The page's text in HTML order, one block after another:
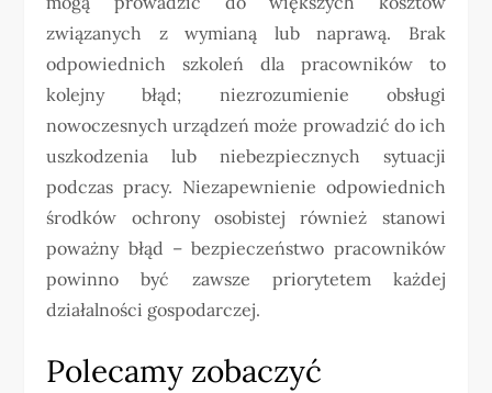
związanych z wymianą lub naprawą. Brak
odpowiednich szkoleń dla pracowników to
kolejny błąd; niezrozumienie obsługi
nowoczesnych urządzeń może prowadzić do ich
uszkodzenia lub niebezpiecznych sytuacji
podczas pracy. Niezapewnienie odpowiednich
środków ochrony osobistej również stanowi
poważny błąd – bezpieczeństwo pracowników
powinno być zawsze priorytetem każdej
działalności gospodarczej.
Polecamy zobaczyć